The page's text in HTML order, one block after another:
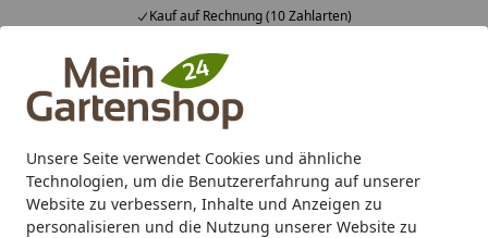
Unsere Seite verwendet Cookies und ähnliche
Technologien, um die Benutzererfahrung auf unserer
Website zu verbessern, Inhalte und Anzeigen zu
personalisieren und die Nutzung unserer Website zu
Kauf auf Rechnung (10 Zahlarten)
Alle Produkte
Mein Konto
Suchen
Karibu Pools inkl. gratis Sandfilteranlage & Pool-
Starterset (Gesamtwert bis 468,99€)